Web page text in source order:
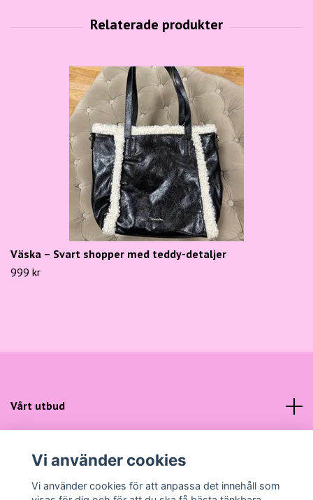
Väska – Svart shopper med teddy-detaljer
999 kr
Vårt utbud
Sociala medier
Vi använder cookies
Vi använder cookies för att anpassa det innehåll som